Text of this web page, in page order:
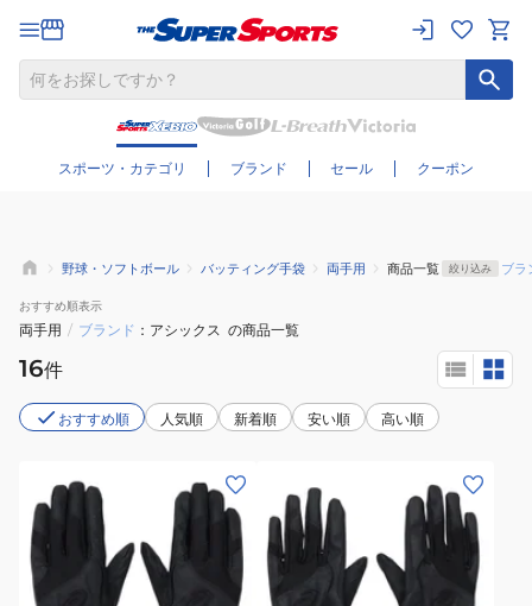
スポーツ・カテゴリ ブランド セール クーポン
さらに絞り込む
野球・ソフトボール バッティング手袋 両手用 商品一覧 絞り込み ブラ
おすすめ順表示
両手用 / ブランド アシックス の商品一覧
16件
おすすめ順 人気順 新着順 安い順 高い順
ン
ズ)
バ
ッ
ズ)
バ
ッ